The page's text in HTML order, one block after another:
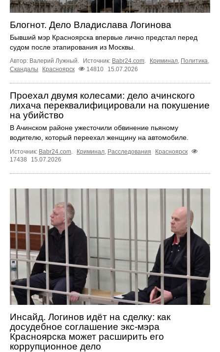
Блогнот. Дело Владислава Логинова
Бывший мэр Красноярска впервые лично предстал перед
судом после этапирования из Москвы.
Автор: Валерий Лужный. Источник: Babr24.com. Криминал, Политика,
Скандалы
Красноярск 14810 15.07.2026
Проехал двумя колесами: дело ачинского
лихача переквалифицировали на покушение
на убийство
В Ачинском районе ужесточили обвинение пьяному
водителю, который переехал женщину на автомобиле.
Источник: Babr24.com. Криминал, Расследования
Красноярск
17438
15.07.2026
Инсайд. Логинов идёт на сделку: как
досудебное соглашение экс‑мэра
Красноярска может расширить его
коррупционное дело